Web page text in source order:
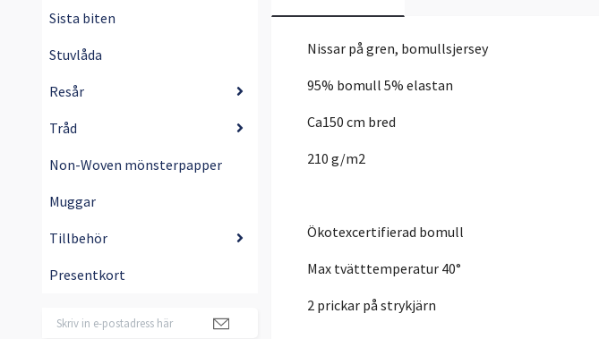
Sista biten
Stuvlåda
Resår
Tråd
Non-Woven mönsterpapper
Muggar
Tillbehör
Presentkort
Nissar på gren, bomullsjersey
95% bomull 5% elastan
Ca150 cm bred
210 g/m2
Ökotexcertifierad bomull
Max tvätttemperatur 40°
2 prickar på strykjärn